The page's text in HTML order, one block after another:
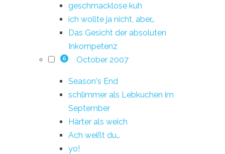
geschmacklose kuh
ich wollte ja nicht, aber…
Das Gesicht der absoluten
Inkompetenz
6 October 2007
Season's End
schlimmer als Lebkuchen im
September
Härter als weich
Ach weißt du…
yo!